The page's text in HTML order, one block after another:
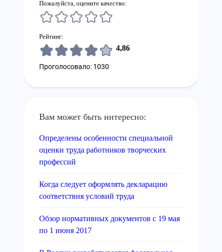
Пожалуйста, оцените качество:
Рейтинг:
4,86
Проголосовало: 1030
Вам может быть интересно:
Определены особенности специальной
оценки труда работников творческих
профессий
Когда следует оформлять декларацию
соответствия условий труда
Обзор нормативных документов с 19 мая
по 1 июня 2017